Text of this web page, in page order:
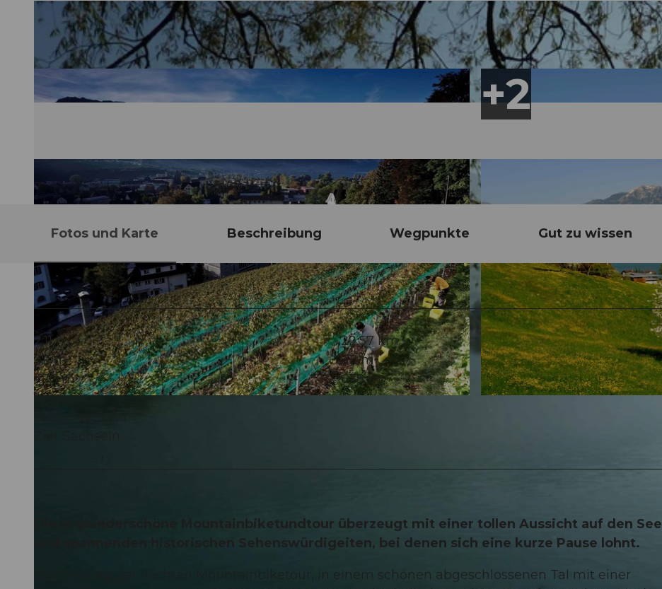
Fotos und Karte Beschreibung Wegpunkte Gut zu wissen
2:11 h
22,57 km
311 m
311 m
470 m
638 m
168 m
Diese wunderschöne Mountainbiketundtour überzeugt mit einer tollen Aussicht auf den See
und spannenden historischen Sehenswürdigeiten, bei denen sich eine kurze Pause lohnt.
Der Einstieg der leichten Mountainbiketour, in einem schönen abgeschlossenen Tal mit einer